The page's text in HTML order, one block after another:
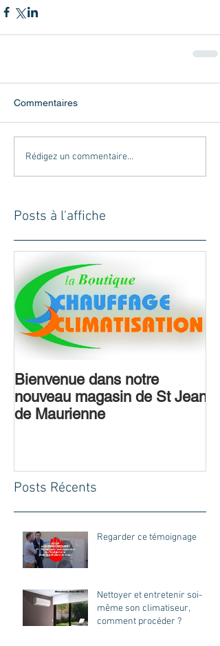
Posts Récents
Posts à l'affiche
Commentaires
Rédigez un commentaire...
Bienvenue dans notre
nouveau magasin de St Jean
de Maurienne
Regarder ce témoignage
Nettoyer et entretenir soi-
même son climatiseur,
comment procéder ?